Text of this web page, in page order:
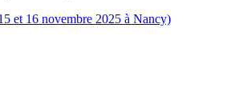
et 16 novembre 2025 à Nancy)